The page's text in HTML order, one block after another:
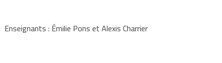
Enseignants : Émilie Pons et Alexis Charrier